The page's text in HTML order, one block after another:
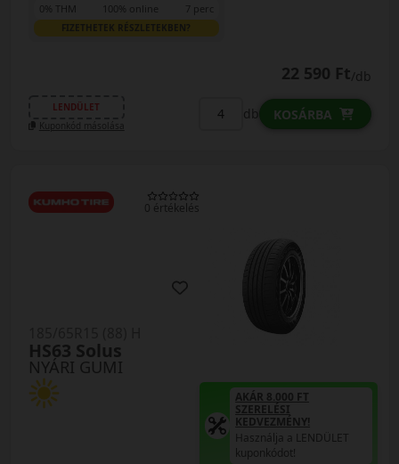
0% THM 100% online 7 perc
FIZETHETEK RÉSZLETEKBEN?
22 590 Ft/db
LENDÜLET
Kuponkód másolása
db KOSÁRBA
0 értékelés
NYÁRI GUMI
HS63 Solus
AKÁR 8.000 FT
SZERELÉSI
KEDVEZMÉNY!
Használja a LENDÜLET
kuponkódot!